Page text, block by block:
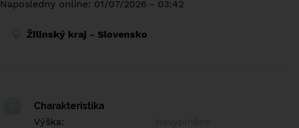
Naposledny online: 01/07/2026 - 03:42
Žilinský kraj - Slovensko
Charakteristika
Výška: